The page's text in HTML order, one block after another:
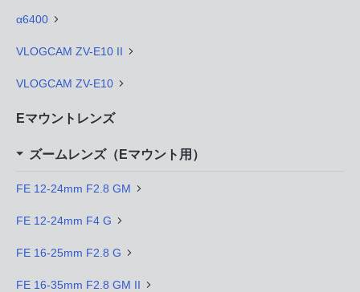
α6400
VLOGCAM ZV-E10 II
VLOGCAM ZV-E10
Eマウントレンズ
ズームレンズ（Eマウント用）
FE 12-24mm F2.8 GM
FE 12-24mm F4 G
FE 16-25mm F2.8 G
FE 16-35mm F2.8 GM II